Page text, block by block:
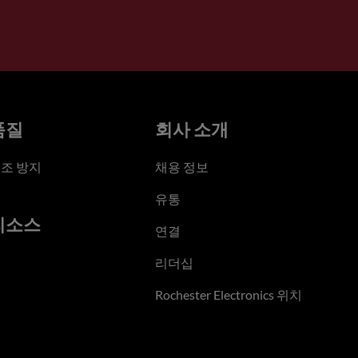
질
방지
소스
회사 소개
채용 정보
유통
연결
리더십
Rochester Electronics 위치